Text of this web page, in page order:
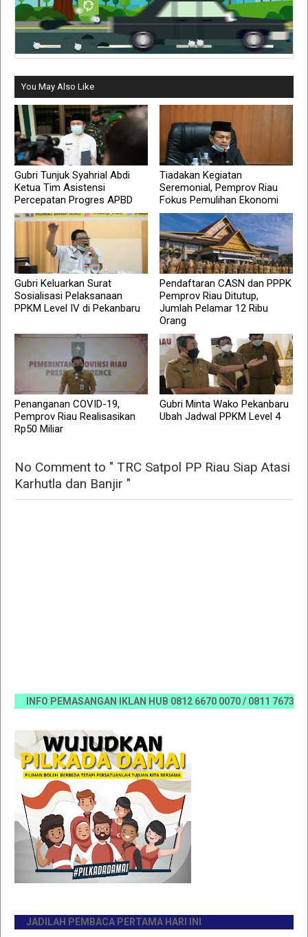
You May Also Like
Gubri Tunjuk Syahrial Abdi
Ketua Tim Asistensi
Percepatan Progres APBD
Tiadakan Kegiatan
Seremonial, Pemprov Riau
Fokus Pemulihan Ekonomi
Gubri Keluarkan Surat
Sosialisasi Pelaksanaan
PPKM Level IV di Pekanbaru
Pendaftaran CASN dan PPPK
Pemprov Riau Ditutup,
Jumlah Pelamar 12 Ribu
Orang
Penanganan COVID-19,
Pemprov Riau Realisasikan
Rp50 Miliar
Gubri Minta Wako Pekanbaru
Ubah Jadwal PPKM Level 4
No Comment to " TRC Satpol PP Riau Siap Atasi
Karhutla dan Banjir "
INFO PEMASANGAN IKLAN HUB 0812 6670 0070 / 0811 7673 35,
JADILAH PEMBACA PERTAMA HARI INI